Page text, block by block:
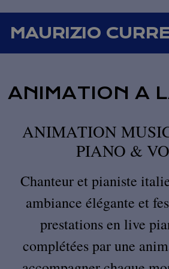
MAURIZIO
ANIMATION A
ANIMATION
PIANO &
Chanteur et pianiste
ambiance élégante et
prestations en live
complétées par une